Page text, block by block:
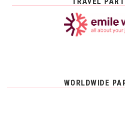
WORLDWIDE